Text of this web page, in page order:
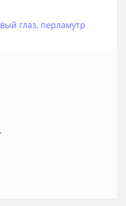
глаз, перламутр